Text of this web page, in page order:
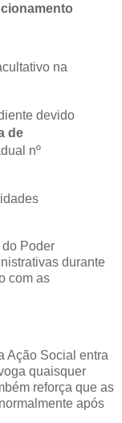
na
devido
de
nº
Poder
durante
com as
Ação Social entra
quaisquer
reforça que as
após